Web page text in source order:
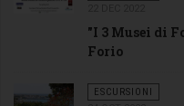
"I 3 Musei di
Forio
ESCURSIONI